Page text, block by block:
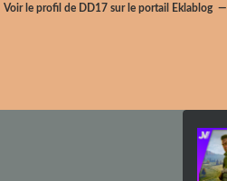
Voir le profil de DD17sur le portail Eklablog